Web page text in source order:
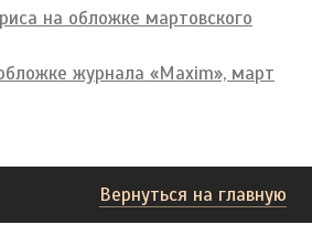
на обложке мартовского
журнала «Maxim», март
Вернуться на главную